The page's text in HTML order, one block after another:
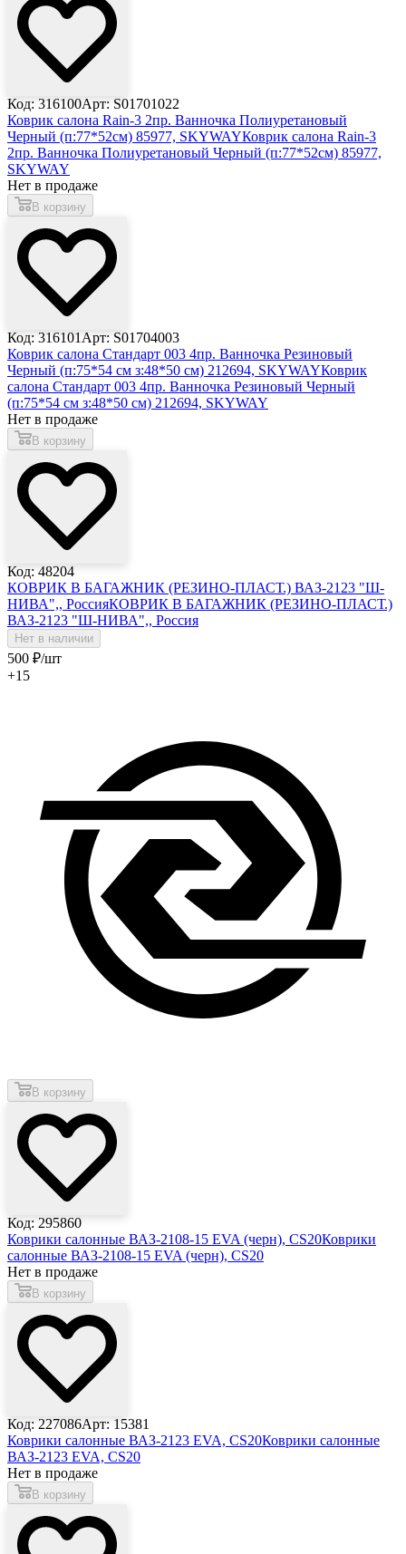
Код: 316100Арт: S01701022
Коврик салона Rain-3 2пр. Ванночка Полиуретановый
Черный (п:77*52см) 85977, SKYWAYКоврик салона Rain-3
2пр. Ванночка Полиуретановый Черный (п:77*52см) 85977,
SKYWAY
Нет в продаже
В корзину
Код: 316101 Арт: S01704003
Коврик салона Стандарт 003 4пр. Ванночка Резиновый
Черный (п:75*54 см з:48*50 см) 212694, SKYWAYКоврик
салона Стандарт 003 4пр. Ванночка Резиновый Черный
(п:75*54 см з:48*50 см) 212694, SKYWAY
Нет в продаже
В корзину
Код: 48204
КОВРИК В БАГАЖНИК (РЕЗИНО-ПЛАСТ.) ВАЗ-2123 "Ш-
НИВА",, РоссияКОВРИК В БАГАЖНИК (РЕЗИНО-ПЛАСТ.)
ВАЗ-2123 "Ш-НИВА",, Россия
Нет в наличии
500 ₽/шт
+15
В корзину
Код: 295860
Коврики салонные ВАЗ-2108-15 EVA (черн), CS20Коврики
салонные ВАЗ-2108-15 EVA (черн), CS20
Нет в продаже
В корзину
Код: 227086Арт: 15381
Коврики салонные ВАЗ-2123 EVA, CS20Коврики салонные
ВАЗ-2123 EVA, CS20
Нет в продаже
В корзину